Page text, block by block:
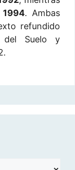
1994. Ambas
refundido
Suelo y